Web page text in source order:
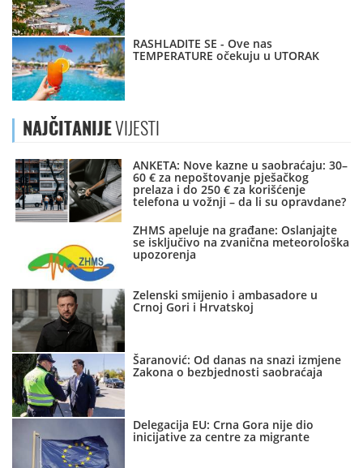
RASHLADITE SE - Ove nas
TEMPERATURE očekuju u UTORAK
NAJČITANIJEVIJESTI
ANKETA: Nove kazne u saobraćaju: 30–
60 € za nepoštovanje pješačkog
prelaza i do 250 € za korišćenje
telefona u vožnji – da li su opravdane?
ZHMS apeluje na građane: Oslanjajte
se isključivo na zvanična meteorološka
upozorenja
Zelenski smijenio i ambasadore u
Crnoj Gori i Hrvatskoj
Šaranović: Od danas na snazi izmjene
Zakona o bezbjednosti saobraćaja
Delegacija EU: Crna Gora nije dio
inicijative za centre za migrante